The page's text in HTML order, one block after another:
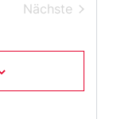
Nächste